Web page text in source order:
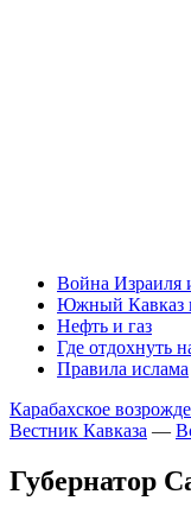
Война Израиля
Южный Кавказ
Нефть и газ
Где отдохнуть
Правила ислама
Карабахское
Вестник Кавказа —
Губернатор